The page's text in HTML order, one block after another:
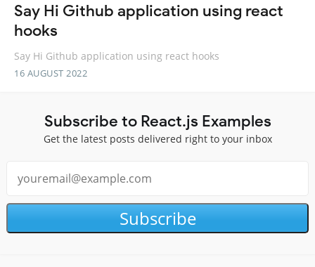
Say Hi Github application using react
hooks
Say Hi Github application using react hooks
16 AUGUST 2022
Subscribe to React.js Examples
Get the latest posts delivered right to your inbox
Subscribe